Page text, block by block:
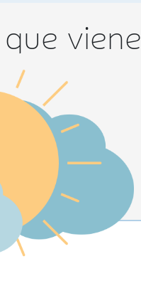
viene